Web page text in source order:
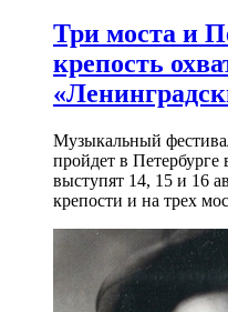
Три моста и
крепость
Музыкальный
пройдет в
выступят 14, 15 и 16
крепости и на трех